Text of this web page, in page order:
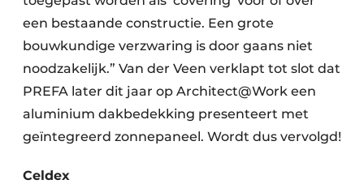
een bestaande constructie. Een grote
bouwkundige verzwaring is door gaans niet
noodzakelijk.” Van der Veen verklapt tot slot dat
PREFA later dit jaar op Architect@Work een
aluminium dakbedekking presenteert met
geïntegreerd zonnepaneel. Wordt dus vervolgd!
Celdex